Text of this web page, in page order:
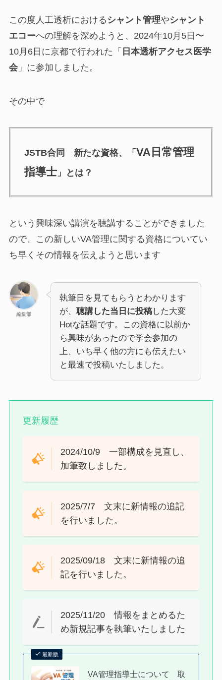
この度人工透析における シャント管理やシャント
エコーへの理解を深めようと、2024年10月5日〜
10月6日に京都で行われた「 日本透析アクセス医学
会」に参加しました。
その中で
JSTB合同 新たな資格、「 VA日常管理
指導士」とは？
という興味深い講演を聴講することができました
ので、この新しいVA管理に関する資格についてい
ち早くその情報を伝えようと思います
編集部
執筆日を見てもらうとわかります
が、 聴講した当日に投稿した大変
Hotな話題です。この資格に以前か
ら興味があったので学会参加の
上、いち早く他の方にも伝えたい
と最速で投稿いたしました。
更新履歴
2024/10/9 一部構成を見直し、
加筆致しました。
2025/7/7 文末に新情報の追記
を行いました。
2025/09/18 文末に新情報の追
記を行いました。
2025/11/20 情報をまとめるた
め新規記事を執筆いたしました
最新版
VA管理指導士について 取